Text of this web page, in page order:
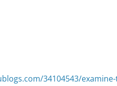
34104543/